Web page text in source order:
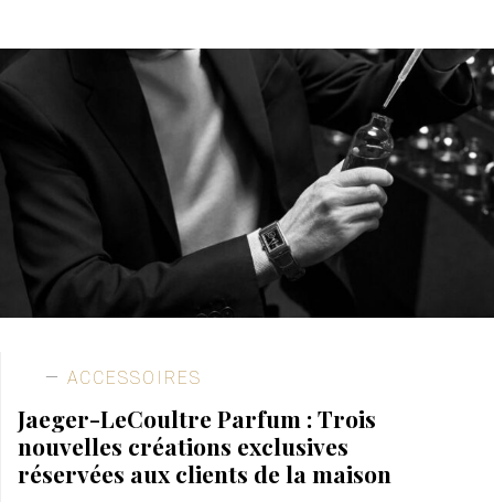
ACCESSOIRES
Jaeger-LeCoultre Parfum : Trois
nouvelles créations exclusives
réservées aux clients de la maison